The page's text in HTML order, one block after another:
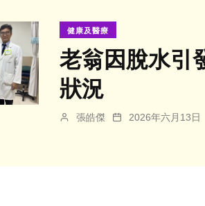
健康及醫療
老翁因脫水引
狀況
張皓傑 2026年六月13日